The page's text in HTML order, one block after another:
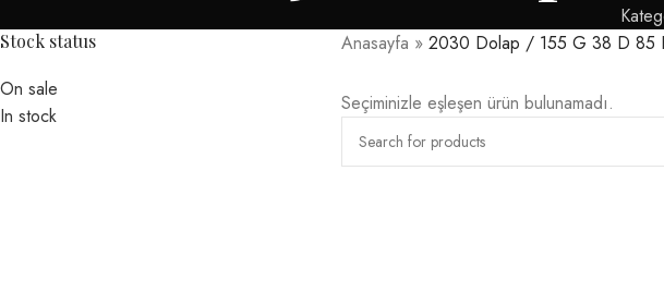
Stock status
On sale
In stock
Anasayfa » 2030 Dolap / 155 G 38 D 85
Seçiminizle eşleşen ürün bulunamadı.